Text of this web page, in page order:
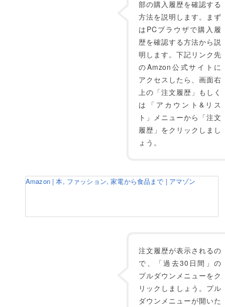
部の購入履歴を確認する
方法を説明します。まず
はPCブラウザで購入履
歴を確認する方法から説
明します。下記リンク先
のAmzon公式サイトに
アクセスしたら、画面右
上の「注文履歴」もしく
は「アカウント&リス
ト」メニューから「注文
履歴」をクリックしまし
ょう。
Amazon | 本, ファッション, 家電から食品まで | アマゾン
注文履歴が表示されるの
で、「過去30日間」の
プルダウンメニューをク
リックしましょう。プル
ダウンメニューが開いた